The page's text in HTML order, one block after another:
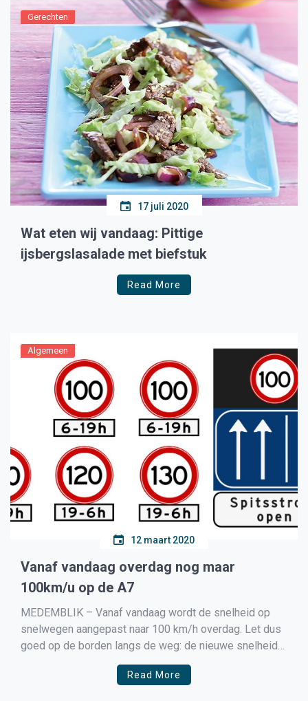
Gerechten
17 juli 2020
Wat eten wij vandaag: Pittige
ijsbergslasalade met biefstuk
Read More
Algemeen
12 maart 2020
Vanaf vandaag overdag nog maar
100km/u op de A7
MEDEMBLIK – Vanaf vandaag wordt de snelheid op
snelwegen aangepast naar 100 km/h overdag. Let dus
goed op de borden langs de weg: de nieuwe snelheid
op een traject geldt direct nadat de borden zijn
geplaatst (of wanneer bij reeds geplaatste borden de
Read More